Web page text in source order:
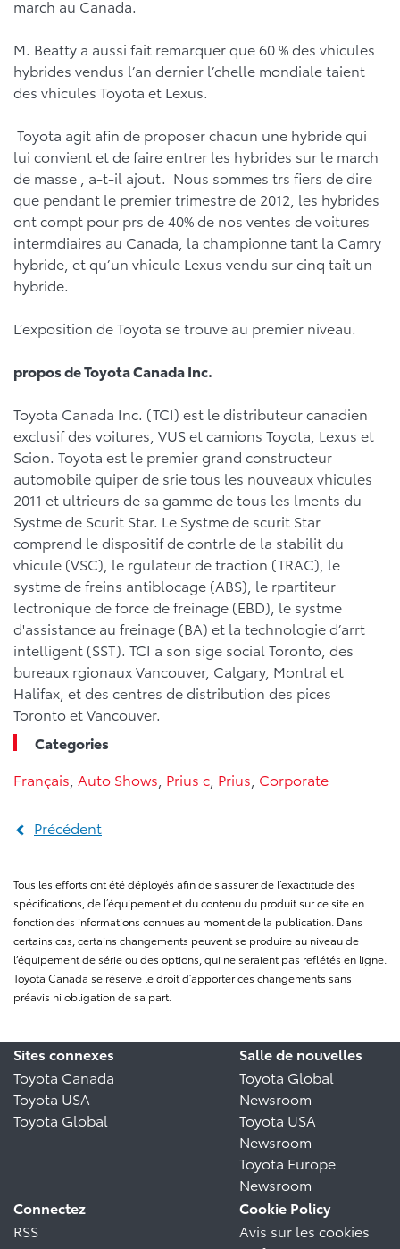
march au Canada.
M. Beatty a aussi fait remarquer que 60 % des vhicules
hybrides vendus l’an dernier l’chelle mondiale taient
des vhicules Toyota et Lexus.
Toyota agit afin de proposer chacun une hybride qui
lui convient et de faire entrer les hybrides sur le march
de masse , a-t-il ajout. Nous sommes trs fiers de dire
que pendant le premier trimestre de 2012, les hybrides
ont compt pour prs de 40% de nos ventes de voitures
intermdiaires au Canada, la championne tant la Camry
hybride, et qu’un vhicule Lexus vendu sur cinq tait un
hybride.
L’exposition de Toyota se trouve au premier niveau.
propos de Toyota Canada Inc.
Toyota Canada Inc. (TCI) est le distributeur canadien
exclusif des voitures, VUS et camions Toyota, Lexus et
Scion. Toyota est le premier grand constructeur
automobile quiper de srie tous les nouveaux vhicules
2011 et ultrieurs de sa gamme de tous les lments du
Systme de Scurit Star. Le Systme de scurit Star
comprend le dispositif de contrle de la stabilit du
vhicule (VSC), le rgulateur de traction (TRAC), le
systme de freins antiblocage (ABS), le rpartiteur
lectronique de force de freinage (EBD), le systme
d'assistance au freinage (BA) et la technologie d’arrt
intelligent (SST). TCI a son sige social Toronto, des
bureaux rgionaux Vancouver, Calgary, Montral et
Halifax, et des centres de distribution des pices
Toronto et Vancouver.
Categories
Français Auto Shows Prius c Prius Corporate
Précédent
Tous les efforts ont été déployés afin de s’assurer de l’exactitude des
spécifications, de l’équipement et du contenu du produit sur ce site en
fonction des informations connues au moment de la publication. Dans
certains cas, certains changements peuvent se produire au niveau de
l’équipement de série ou des options, qui ne seraient pas reflétés en ligne.
Toyota Canada se réserve le droit d’apporter ces changements sans
préavis ni obligation de sa part.
Sites connexes
Toyota Canada
Toyota USA
Toyota Global
Salle de nouvelles
Toyota Global
Newsroom
Toyota USA
Newsroom
Toyota Europe
Newsroom
Connectez
RSS
Cookie Policy
Avis sur les cookies